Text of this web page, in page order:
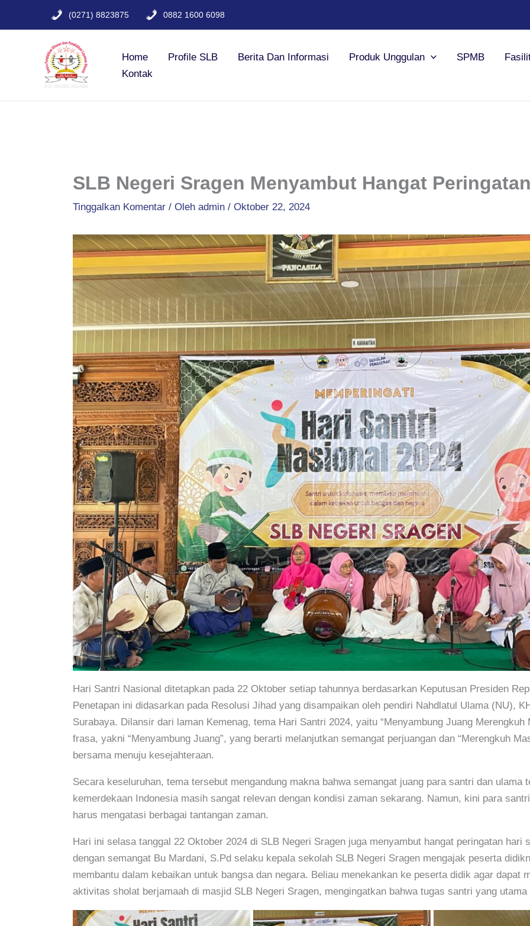
(0271) 8823875 0882 1600 6098
Home Profile SLB Berita Dan Informasi Produk Unggulan SPMB
Kontak
SLB Negeri Sragen Menyambut Hangat
Tinggalkan Komentar / Oleh admin / Oktober 22, 2024
Hari Santri Nasional ditetapkan pada 22 Oktober setiap tahunnya berdasarkan Keputusan Presiden
Penetapan ini didasarkan pada Resolusi Jihad yang disampaikan oleh pendiri Nahdlatul Ulama (NU),
Surabaya. Dilansir dari laman Kemenag, tema Hari Santri 2024, yaitu “Menyambung Juang Merengkuh
frasa, yakni “Menyambung Juang”, yang berarti melanjutkan semangat perjuangan dan “Merengkuh
bersama menuju kesejahteraan.
Secara keseluruhan, tema tersebut mengandung makna bahwa semangat juang para santri dan ulama
kemerdekaan Indonesia masih sangat relevan dengan kondisi zaman sekarang. Namun, kini para
harus mengatasi berbagai tantangan zaman.
Hari ini selasa tanggal 22 Oktober 2024 di SLB Negeri Sragen juga menyambut hangat peringatan
dengan semangat Bu Mardani, S.Pd selaku kepala sekolah SLB Negeri Sragen mengajak peserta
membantu dalam kebaikan untuk bangsa dan negara. Beliau menekankan ke peserta didik agar dapat
aktivitas sholat berjamaah di masjid SLB Negeri Sragen, mengingatkan bahwa tugas santri yang